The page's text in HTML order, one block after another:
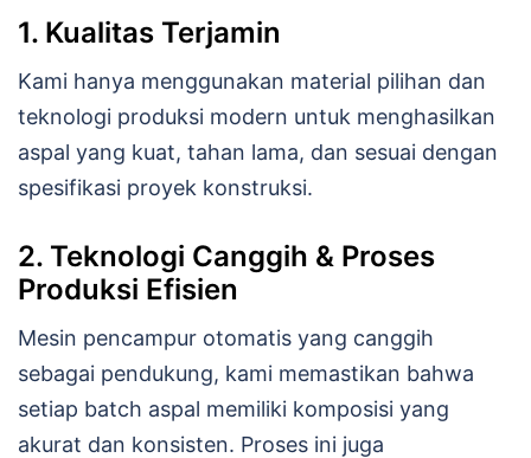
1. Kualitas Terjamin
Kami hanya menggunakan material pilihan dan
teknologi produksi modern untuk menghasilkan
aspal yang kuat, tahan lama, dan sesuai dengan
spesifikasi proyek konstruksi.
2. Teknologi Canggih & Proses
Produksi Efisien
Mesin pencampur otomatis yang canggih
sebagai pendukung, kami memastikan bahwa
setiap batch aspal memiliki komposisi yang
akurat dan konsisten. Proses ini juga